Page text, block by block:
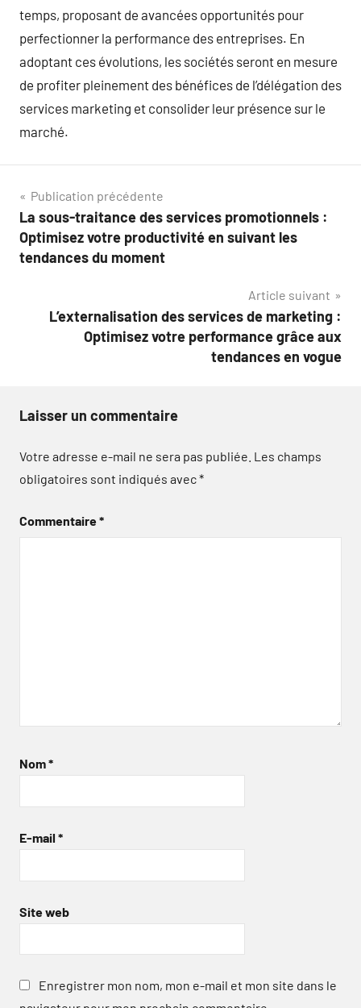
temps, proposant de avancées opportunités pour
perfectionner la performance des entreprises. En
adoptant ces évolutions, les sociétés seront en mesure
de profiter pleinement des bénéfices de l’délégation des
services marketing et consolider leur présence sur le
marché.
Navigation
de
l’article
Publication précédente
La sous-traitance des services promotionnels :
Optimisez votre productivité en suivant les
tendances du moment
Article suivant
L’externalisation des services de marketing :
Optimisez votre performance grâce aux
tendances en vogue
Laisser un commentaire
Votre adresse e-mail ne sera pas publiée. Les champs
obligatoires sont indiqués avec*
Commentaire*
Nom*
E-mail *
Site web
Enregistrer mon nom, mon e-mail et mon site dans le